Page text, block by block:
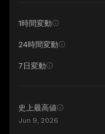
1時間変動
24時間変動
7日変動
史上最高値
Jun 9, 2026